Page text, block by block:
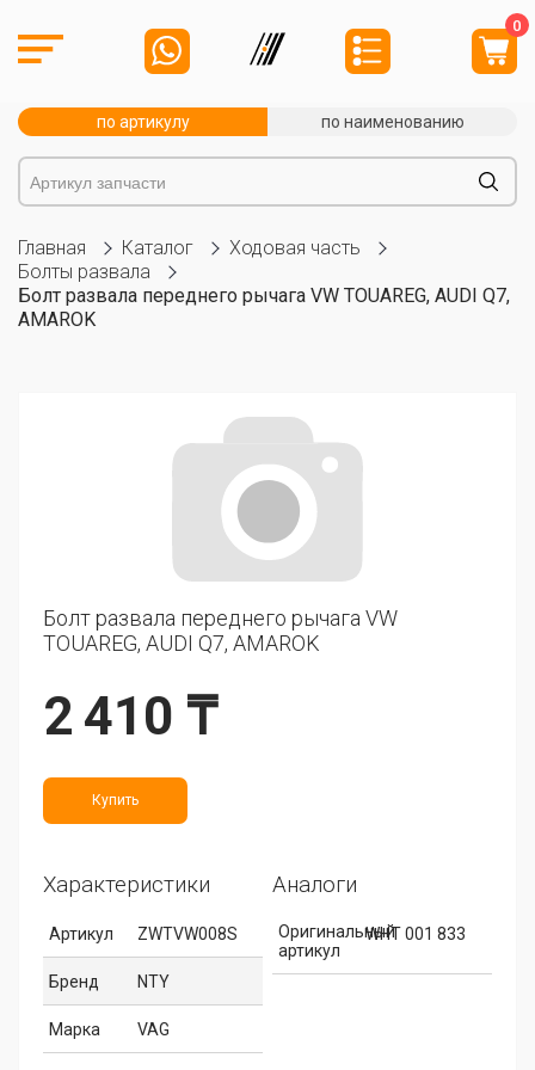
0
по артикулу по наименованию
Главная Каталог
Ходовая часть
Болты развала
Болт развала переднего рычага VW TOUAREG, AUDI Q7,
AMAROK
Болт развала переднего рычага VW
TOUAREG, AUDI Q7, AMAROK
2 410 ₸
Купить
Характеристики
Артикул ZWTVW008S
Бренд NTY
Марка VAG
Аналоги
Оригинальный
артикул
WHT 001 833